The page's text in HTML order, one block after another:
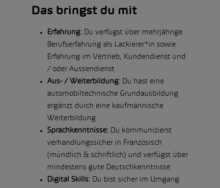
Das bringst du mit
Erfahrung: Du verfügst über mehrjährige
Berufserfahrung als Lackierer*in sowie
Erfahrung im Vertrieb, Kundendienst und
/ oder Aussendienst
Aus- / Weiterbildung: Du hast eine
automobiltechnische Grundausbildung
ergänzt durch eine kaufmännische
Weiterbildung
Sprachkenntnisse: Du kommunizierst
verhandlungssicher in Französisch
(mündlich & schriftlich) und verfügst über
mindestens gute Deutschkenntnisse
Digital Skills: Du bist sicher im Umgang